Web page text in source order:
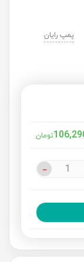
پمپ رایان
تومان
-
-